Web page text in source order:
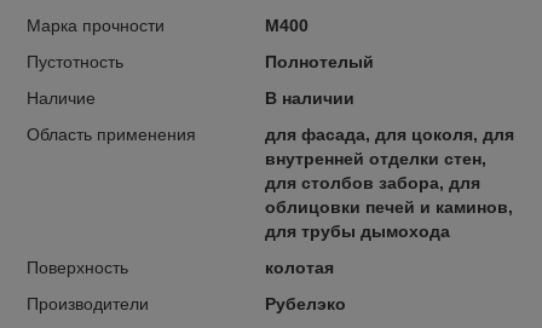
Марка прочности
М400
Пустотность
Полнотелый
Наличие
В наличии
Область применения
для фасада, для цоколя, для
внутренней отделки стен,
для столбов забора, для
облицовки печей и каминов,
для трубы дымохода
Поверхность
колотая
Производители
Рубелэко